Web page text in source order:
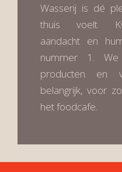
Wasserij is dé
thuis voelt.
aandacht en
nummer 1.
producten en
belangrijk, voor
het foodcafe.